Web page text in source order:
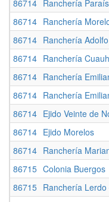
86714 Ranchería
86714 Ranchería
86714 Ranchería
86714 Ranchería
86714 Ranchería
86714 Ranchería
86714 Ejido Veinte de
86714 Ejido Morelos
86714 Ranchería
86715 Colonia Buergos
86715 Ranchería